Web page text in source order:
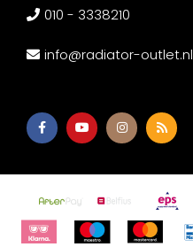
010 - 3338210
info@radiator-outlet.nl